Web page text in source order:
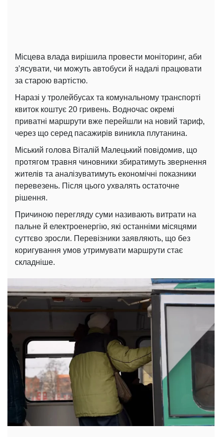
Місцева влада вирішила провести моніторинг, аби
з’ясувати, чи можуть автобуси й надалі працювати
за старою вартістю.
Наразі у тролейбусах та комунальному транспорті
квиток коштує 20 гривень. Водночас окремі
приватні маршрути вже перейшли на новий тариф,
через що серед пасажирів виникла плутанина.
Міський голова Віталій Малецький повідомив, що
протягом травня чиновники збиратимуть звернення
жителів та аналізуватимуть економічні показники
перевезень. Після цього ухвалять остаточне
рішення.
Причиною перегляду суми називають витрати на
пальне й електроенергію, які останніми місяцями
суттєво зросли. Перевізники заявляють, що без
коригування умов утримувати маршрути стає
складніше.